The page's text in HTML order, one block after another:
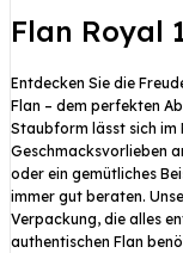
Flan Royal
Entdecken Sie die
Flan – dem perfekten
Staubform lässt sich im
Geschmacksvorlieben
oder ein gemütliches
immer gut beraten.
Verpackung, die alles
authentischen Flan